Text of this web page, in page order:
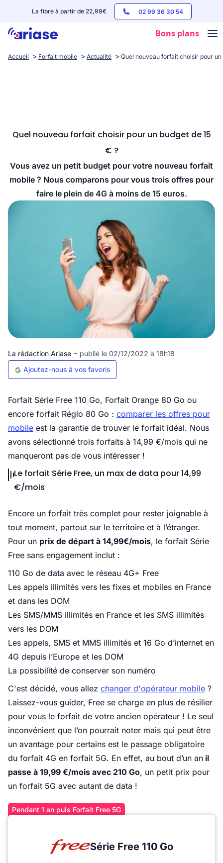
La fibre à partir de 22,99€ 02 99 36 30 54
Bons plans
Box internet
Streaming
Accueil Forfait mobile Actualité Quel nouveau forfait choisir pour un
Quel nouveau forfait choisir pour un budget de 15
€ ?
Vous avez un petit budget pour votre nouveau forfait
mobile ? Nous comparons pour vous trois offres pour
faire le plein de 4G à moins de 15 euros.
La rédaction Ariase - publié le 02/12/2022 à 18h18
Ajoutez-nous à vos favoris
Forfait Série Free 110 Go, Forfait Orange 80 Go ou
encore forfait Réglo 80 Go : comparer les offres pour
mobile est la garantie de trouver le forfait idéal. Nous
avons sélectionné trois forfaits à 14,99 €/mois qui ne
manqueront pas de vous intéresser !
Le forfait Série Free, un max de data pour 14,99
€/mois
Encore un forfait très complet pour rester joignable à
tout moment, partout sur le territoire et à l’étranger.
Pour un prix de départ à 14,99€/mois, le forfait Série
Free sans engagement inclut :
110 Go de data avec le réseau 4G+ Free
Les appels illimités vers les fixes et mobiles en France
et dans les DOM
Les SMS/MMS illimités en France et les SMS illimités
vers les DOM
Les appels, SMS et MMS illimités et 16 Go d’internet en
4G depuis l’Europe et les DOM
La possibilité de conserver son numéro
C'est décidé, vous allez changer d'opérateur mobile ?
Laissez-vous guider, Free se charge en plus de résilier
pour vous le forfait de votre ancien opérateur ! Le seul
inconvénient que l’on pourrait noter mais qui peut être
un avantage pour certains est le passage obligatoire
du forfait 4G en forfait 5G. En effet, au bout d’un an il
passe à 19,99 €/mois avec 210 Go, un petit prix pour
un forfait 5G avec autant de data !
Pendant 1 an puis Forfait Free 5G
Série Free 110 Go